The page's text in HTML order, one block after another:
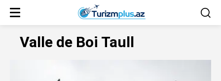
Valle de Boi Taull